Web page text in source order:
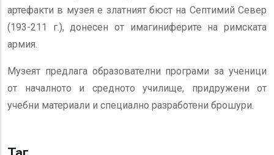
артефакти в музея е златният бюст на Септимий Север
(193-211 г.), донесен от имагиниферите на римската
армия.
Музеят предлага образователни програми за ученици
от началното и средното училище, придружени от
учебни материали и специално разработени брошури.